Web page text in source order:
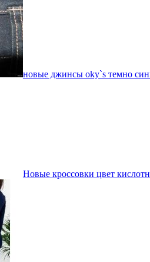
новые джинсы oky`s темно
Новые кроссовки цвет